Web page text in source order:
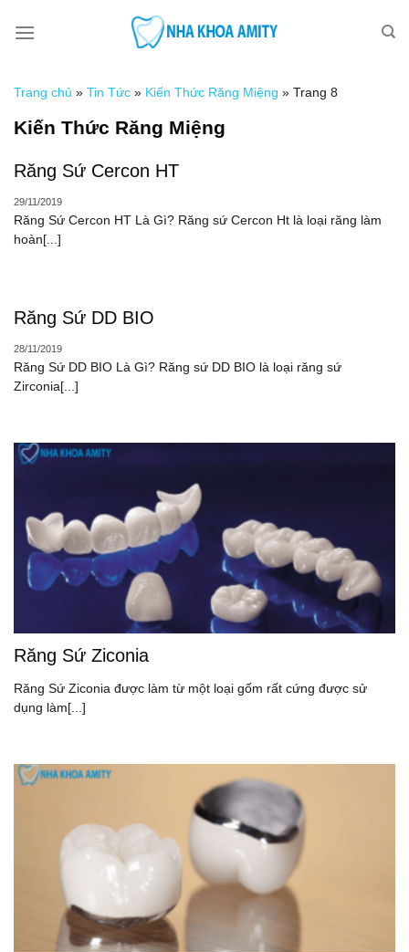
Trang chủ » Tin Tức » Kiến Thức Răng Miệng » Trang 8
Kiến Thức Răng Miệng
Răng Sứ Cercon HT
29/11/2019
Răng Sứ Cercon HT Là Gì? Răng sứ Cercon Ht là loại răng làm
hoàn[...]
Răng Sứ DD BIO
28/11/2019
Răng Sứ DD BIO Là Gì? Răng sứ DD BIO là loại răng sứ
Zirconia[...]
Răng Sứ Ziconia
Răng Sứ Ziconia được làm từ một loại gốm rất cứng được sử
dụng làm[...]